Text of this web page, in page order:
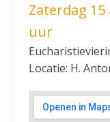
Zaterdag
uur
Locatie: H.